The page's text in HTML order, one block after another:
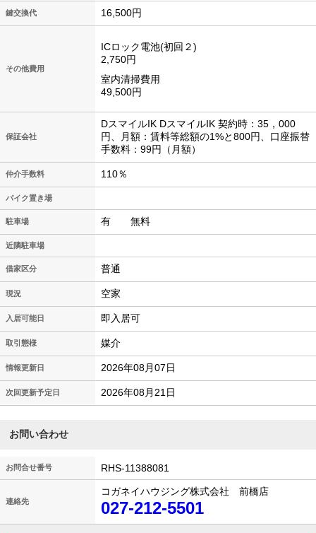
鍵交換代 16,500円
その他費用
ICロック電池(初回２)
2,750円
室内清掃費用
49,500円
保証会社
DスマイルIK DスマイルIK 契約時：35，000
円、月額：賃料等総額の1%と800円、口座振替
手数料：99円（月額）
仲介手数料 110％
バイク置き場
駐車場 有 無料
近隣駐車場
借家区分 普通
現況 空家
入居可能日 即入居可
取引態様 媒介
情報更新日 2026年08月07日
次回更新予定日 2026年08月21日
お問い合わせ
お問合せ番号 RHS-11388081
連絡先
コガネイハウジング株式会社 前橋店
027-212-5501